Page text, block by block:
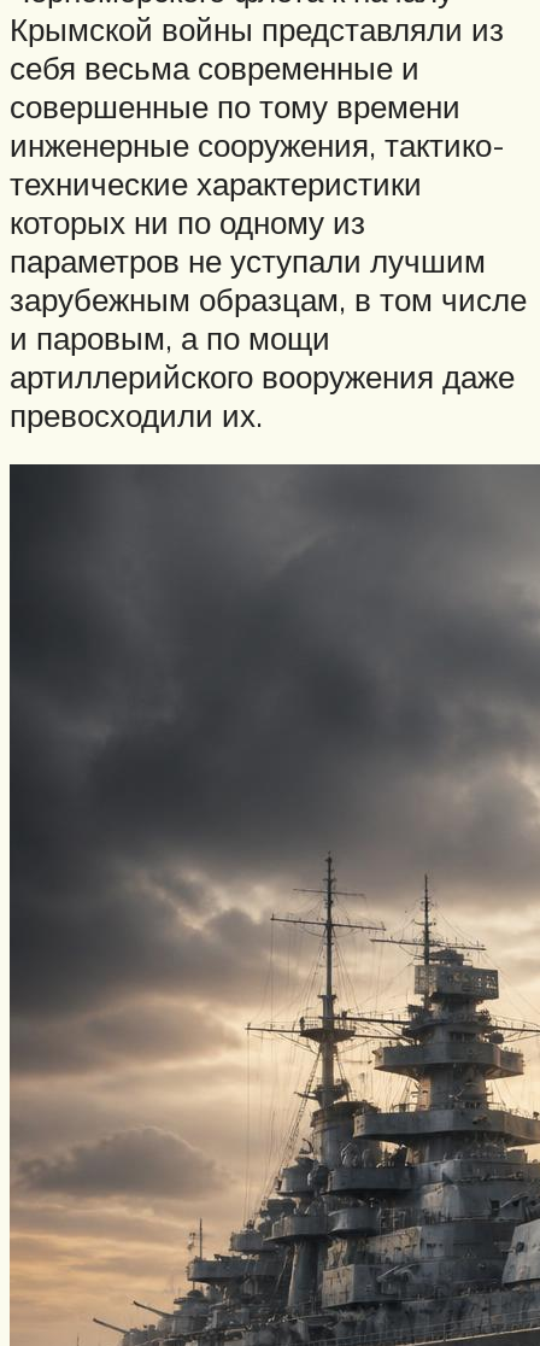
Крымской войны представляли из
себя весьма современные и
совершенные по тому времени
инженерные сооружения, тактико-
технические характеристики
которых ни по одному из
параметров не уступали лучшим
зарубежным образцам, в том числе
и паровым, а по мощи
артиллерийского вооружения даже
превосходили их.